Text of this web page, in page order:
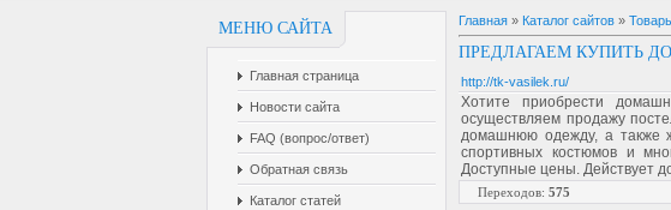
МЕНЮ САЙТА
Главная страница
Новости сайта
FAQ (вопрос/ответ)
Обратная связь
Каталог статей
Главная » Каталог сайтов »
ПРЕДЛАГАЕМ КУПИТЬ
http://tk-vasilek.ru/
Хотите приобрести
осуществляем продажу
домашнюю одежду, а также
спортивных костюмов и
Доступные цены. Действует
Переходов: 575